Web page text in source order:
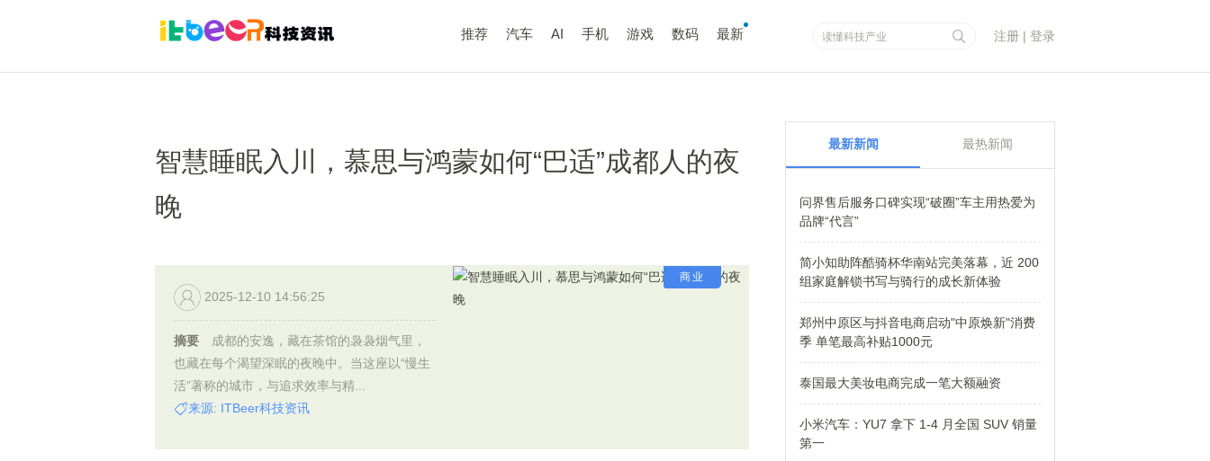
推荐 汽车 AI 手机 游戏 数码 最新 注册 | 登录
智慧睡眠入川，慕思与鸿蒙如何“巴适”成都人的夜
晚
商业
2025-12-10 14:56:25
摘要
成都的安逸，藏在茶馆的袅袅烟气里，
也藏在每个渴望深眠的夜晚中。当这座以“慢生
活”著称的城市，与追求效率与精...
来源: ITBeer科技资讯
最新新闻 最热新闻
问界售后服务口碑实现“破圈”车主用热爱为
品牌“代言”
简小知助阵酷骑杯华南站完美落幕，近 200
组家庭解锁书写与骑行的成长新体验
郑州中原区与抖音电商启动"中原焕新"消费
季 单笔最高补贴1000元
泰国最大美妆电商完成一笔大额融资
小米汽车：YU7 拿下 1-4 月全国 SUV 销量
第一